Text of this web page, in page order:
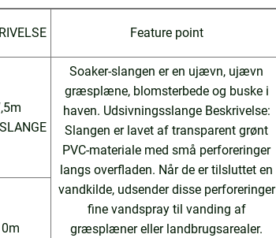
Feature point
Soaker-slangen er en ujævn, ujævn
græsplæne, blomsterbede og buske i
haven. Udsivningsslange Beskrivelse:
Slangen er lavet af transparent grønt
PVC-materiale med små perforeringer
langs overfladen. Når de er tilsluttet en
vandkilde, udsender disse perforeringer
fine vandspray til vanding af
græsplæner eller landbrugsarealer.